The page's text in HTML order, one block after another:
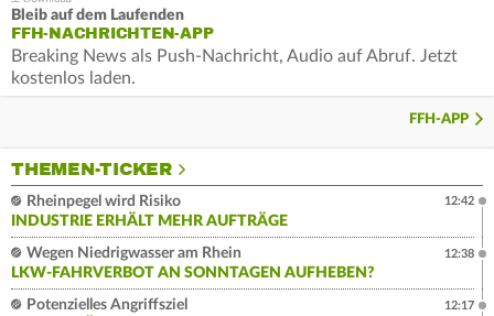
Bleib auf dem Laufenden
FFH-NACHRICHTEN-APP
Breaking News als Push-Nachricht, Audio auf Abruf. Jetzt
kostenlos laden.
FFH-APP
THEMEN-TICKER
Rheinpegel wird Risiko
INDUSTRIE ERHÄLT MEHR AUFTRÄGE
12:42
Wegen Niedrigwasser am Rhein
LKW-FAHRVERBOT AN SONNTAGEN AUFHEBEN?
12:38
Potenzielles Angriffsziel
12:17